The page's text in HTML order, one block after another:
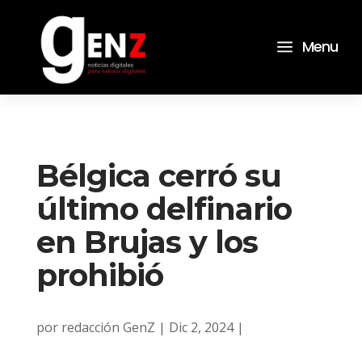
a Menu
Bélgica cerró su
último delfinario
en Brujas y los
prohibió
por redacción GenZ | Dic 2, 2024|